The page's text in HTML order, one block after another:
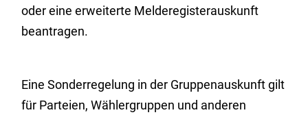
oder eine erweiterte Melderegisterauskunft
beantragen.
Eine Sonderregelung in der Gruppenauskunft gilt
für Parteien, Wählergruppen und anderen